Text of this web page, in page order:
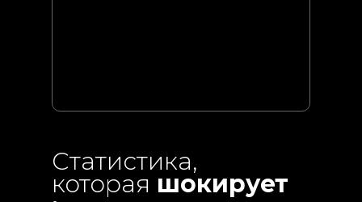
Статистика,
которая шокирует